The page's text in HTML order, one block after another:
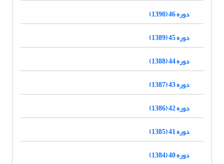
دوره 46 (1390)
دوره 45 (1389)
دوره 44 (1388)
دوره 43 (1387)
دوره 42 (1386)
دوره 41 (1385)
دوره 40 (1384)